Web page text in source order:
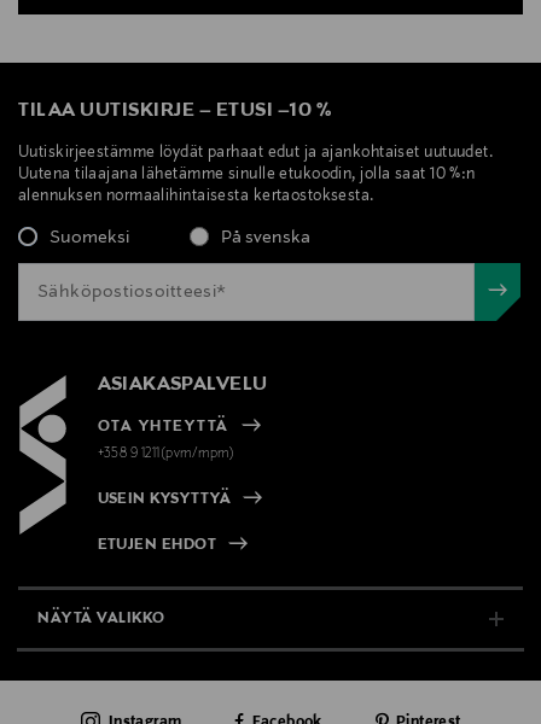
TILAA UUTISKIRJE – ETUSI –10 %
Uutiskirjeestämme löydät parhaat edut ja ajankohtaiset uutuudet.
Uutena tilaajana lähetämme sinulle etukoodin, jolla saat 10 %:n
alennuksen normaalihintaisesta kertaostoksesta.
Suomeksi På svenska
ASIAKASPALVELU
OTA YHTEYTTÄ
+358 9 1211(pvm/mpm)
USEIN KYSYTTYÄ
ETUJEN EHDOT
NÄYTÄ VALIKKO